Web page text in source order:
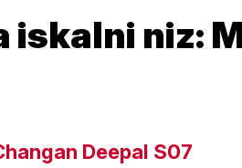
iskalni niz:
Deepal S07